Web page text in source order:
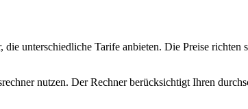
unterschiedliche Tarife anbieten. Die Preise
nutzen. Der Rechner berücksichtigt Ihren